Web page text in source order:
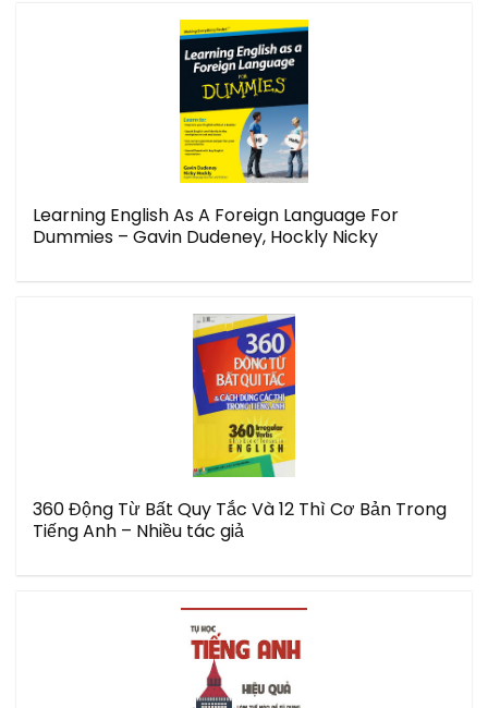
Learning English As A Foreign Language For
Dummies – Gavin Dudeney, Hockly Nicky
360 Động Từ Bất Quy Tắc Và 12 Thì Cơ Bản Trong
Tiếng Anh – Nhiều tác giả